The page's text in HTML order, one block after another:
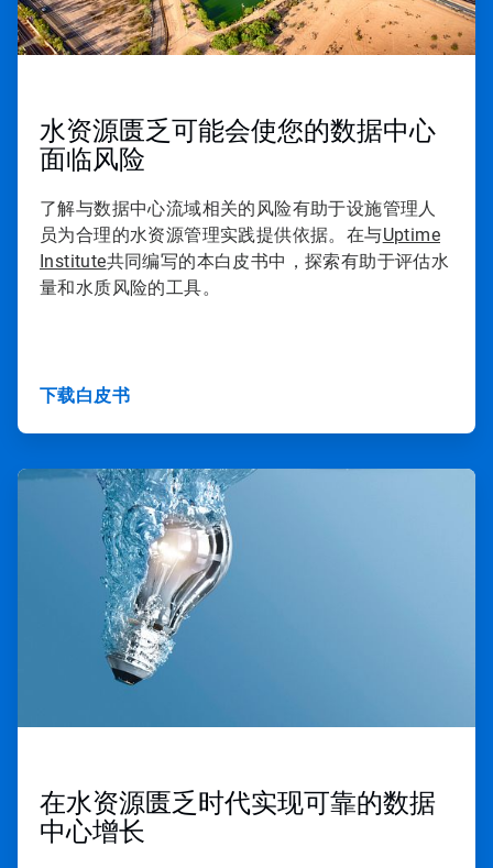
水资源匮乏可能会使您的数据中心
面临风险
了解与数据中心流域相关的风险有助于设施管理人
员为合理的水资源管理实践提供依据。在与Uptime
Institute共同编写的本白皮书中，探索有助于评估水
量和水质风险的工具。
下载白皮书
ArticleTile
在水资源匮乏时代实现可靠的数据
中心增长